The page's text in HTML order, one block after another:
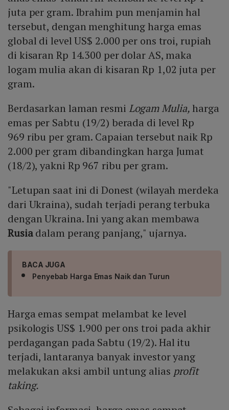
juta per gram. Ibrahim pun menjamin hal
tersebut, dengan menghitung harga emas
global di level US$ 2.000 per ons troi, rupiah
di kisaran Rp 14.300 per dolar AS, maka
logam mulia akan di kisaran Rp 1,02 juta per
gram.
Berdasarkan laman resmi Logam Mulia,harga
emas per Sabtu (19/2) berada di level Rp
969 ribu per gram. Capaian tersebut naik Rp
2.000 per gram dibandingkan harga Jumat
(18/2), yakni Rp 967 ribu per gram.
"Letupan saat ini di Donest (wilayah merdeka
dari Ukraina), sudah terjadi perang terbuka
dengan Ukraina. Ini yang akan membawa
Rusiadalam perang panjang," ujarnya.
BACA JUGA
Penyebab Harga Emas Naik dan Turun
Harga emas sempat melambat ke level
psikologis US$ 1.900 per ons troi pada akhir
perdagangan pada Sabtu (19/2). Hal itu
terjadi, lantaranya banyak investor yang
melakukan aksi ambil untung alias profit
taking.